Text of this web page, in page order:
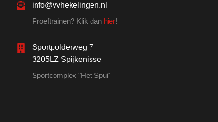
info@vvhekelingen.nl
Proeftrainen? Klik dan hier!
Sportpolderweg 7
3205LZ Spijkenisse
Sportcomplex "Het Spui"